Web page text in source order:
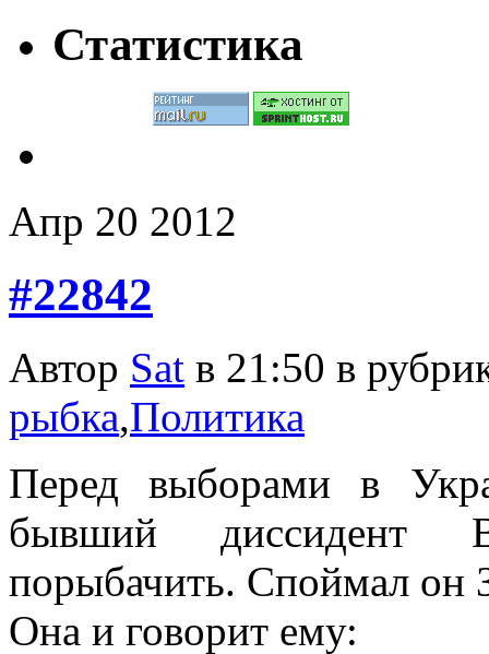
Статистика
Апр 20 2012
#22842
Автор Sat в 21:50 в
рыбка,Политика
Перед выборами в
бывший диссидент
порыбачить. Споймал он
Она и говорит ему: